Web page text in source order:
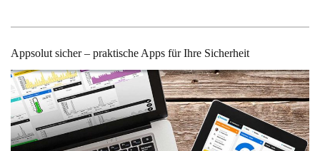
Appsolut sicher – praktische Apps für Ihre Sicherheit